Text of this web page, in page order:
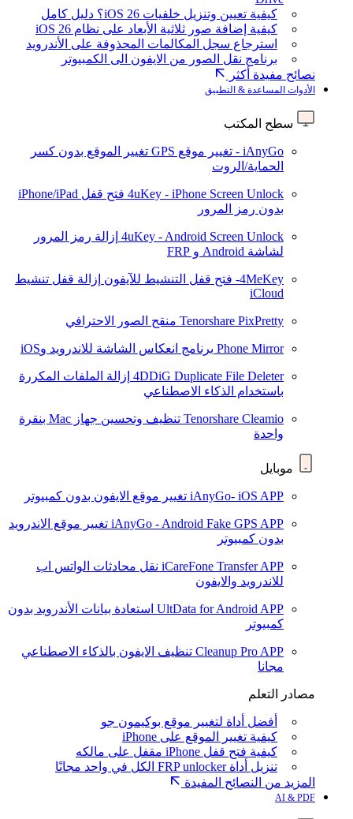
كيفية تعيين وتنزيل خلفيات iOS 26؟ دليل كامل
كيفية إضافة صور ثلاثية الأبعاد على نظام iOS 26
استرجاع سجل المكالمات المحذوفة على الأندرويد
برنامج نقل الصور من الايفون الى الكمبيوتر
نصائح مفيدة أكثر
الأدوات المساعدة & التطبيق
سطح المكتب
iAnyGo - تغيير موقع GPS
تغيير الموقع بدون كسر
الحماية/الروت
4uKey - iPhone Screen Unlock
فتح قفل iPhone/iPad
بدون رمز المرور
4uKey - Android Screen Unlock إزالة رمز المرور
لشاشة Android و FRP
4MeKey- فتح قفل التنشيط للآيفون
إزالة قفل تنشيط
iCloud
Tenorshare PixPretty منقح الصور الاحترافي
Phone Mirror برنامج انعكاس الشاشة للاندرويد وiOS
4DDiG Duplicate File Deleter إزالة الملفات المكررة
باستخدام الذكاء الاصطناعي
Tenorshare Cleamio
تنظيف وتحسين جهاز Mac بنقرة
واحدة
موبايل
iAnyGo- iOS APP تغيير موقع الايفون بدون كمبيوتر
iAnyGo - Android Fake GPS APP تغيير موقع الاندرويد
بدون كمبيوتر
iCareFone Transfer APP نقل محادثات الواتس اب
للاندرويد والايفون
UltData for Android APP استعادة بيانات الأندرويد بدون
كمبيوتر
Cleanup Pro APP تنظيف الايفون بالذكاء الاصطناعي
مجانا
مصادر التعلم
أفضل أداة لتغيير موقع بوكيمون جو
كيفية تغيير الموقع على iPhone
كيفية فتح قفل iPhone مقفل على مالكه
تنزيل أداة FRP unlocker الكل في واحد مجانًا
المزيد من النصائح المفيدة
AI & PDF